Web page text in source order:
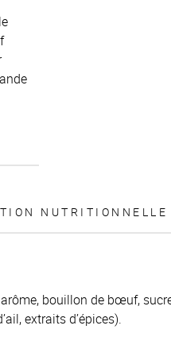
NUTRITIONNELLE
bouillon de bœuf,
extraits d’épices).